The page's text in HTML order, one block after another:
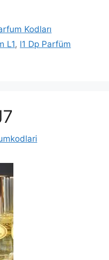
Kodları
L1, l1 Dp Parfüm